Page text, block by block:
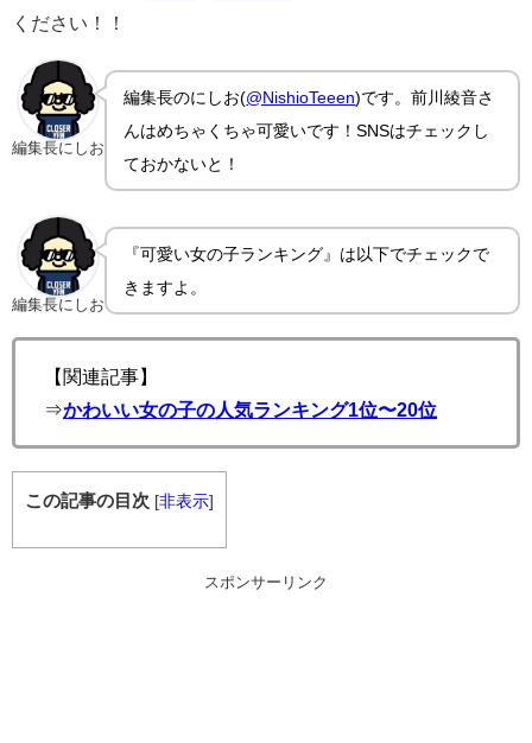
ください！！
編集長にしお
編集長のにしお(@NishioTeeen)です。前川綾音さ
んはめちゃくちゃ可愛いです！SNSはチェックし
ておかないと！
編集長にしお
『可愛い女の子ランキング』は以下でチェックで
きますよ。
【関連記事】
⇒かわいい女の子の人気ランキング1位〜20位
この記事の目次 [非表示]
スポンサーリンク